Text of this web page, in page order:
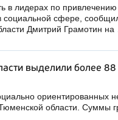
в лидерах по привлечению
социальной сфере,
Дмитрий Грамотин
выделили более
ориентированных
области. Суммы